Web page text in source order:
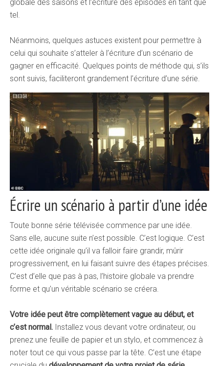
globale des saisons et l’écriture des épisodes en tant que
tel.
Néanmoins, quelques astuces existent pour permettre à
celui qui souhaite s’atteler à l’écriture d’un scénario de
gagner en efficacité. Quelques points de méthode qui, s’ils
sont suivis, faciliteront grandement l’écriture d’une série.
Écrire un scénario à partir d’une idée
Toute bonne série télévisée commence par une idée.
Sans elle, aucune suite n’est possible. C’est logique. C’est
cette idée originale qu’il va falloir faire grandir, mûrir
progressivement, en lui faisant suivre des étapes précises.
C’est d’elle que pas à pas, l’histoire globale va prendre
forme et qu’un véritable scénario se créera.
Votre idée peut être complètement vague au début, et
c’est normal. Installez vous devant votre ordinateur, ou
prenez une feuille de papier et un stylo, et commencez à
noter tout ce qui vous passe par la tête. C’est une étape